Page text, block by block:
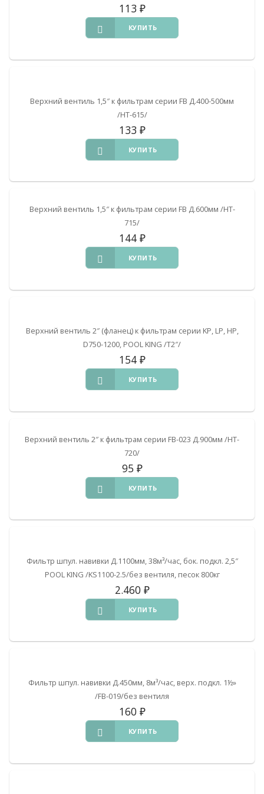
113 ₽
КУПИТЬ
Верхний вентиль 1,5″ к фильтрам серии FB Д.400-500мм
/HT-615/
133 ₽
КУПИТЬ
Верхний вентиль 1,5″ к фильтрам серии FB Д.600мм /HT-
715/
144 ₽
КУПИТЬ
Верхний вентиль 2″ (фланец) к фильтрам серии KP, LP, HP,
D750-1200, POOL KING /T2″/
154 ₽
КУПИТЬ
Верхний вентиль 2″ к фильтрам серии FB-023 Д.900мм /HT-
720/
95 ₽
КУПИТЬ
Фильтр шпул. навивки Д.1100мм, 38м³/час, бок. подкл. 2,5″
POOL KING /KS1100-2.5/без вентиля, песок 800кг
2.460 ₽
КУПИТЬ
Фильтр шпул. навивки Д.450мм, 8м³/час, верх. подкл. 1½»
/FB-019/без вентиля
160 ₽
КУПИТЬ